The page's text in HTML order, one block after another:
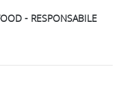
- RESPONSABILE